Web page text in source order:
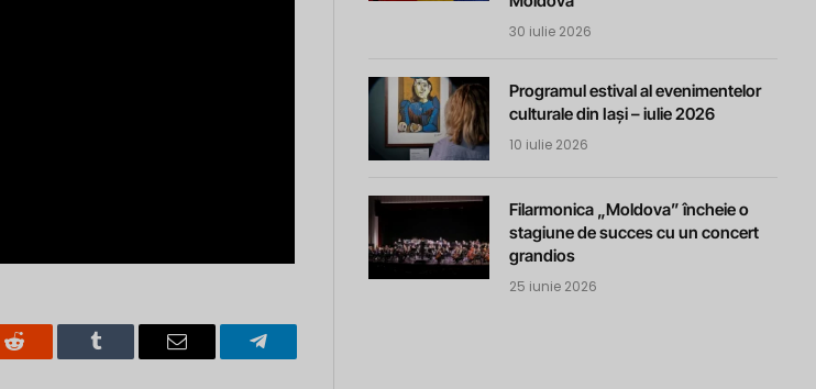
Reddit Tumblr Email Telegram
30 iulie 2026
Programul estival al evenimentelor
culturale din Iași – iulie 2026
10 iulie 2026
Filarmonica „Moldova” încheie o
stagiune de succes cu un concert
grandios
25 iunie 2026